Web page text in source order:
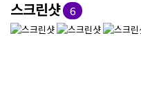
스크린샷 6